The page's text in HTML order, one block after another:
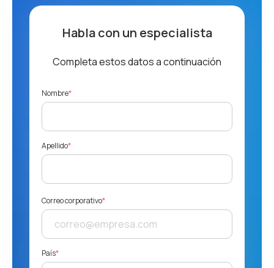
Habla con un especialista
Completa estos datos a continuación
Nombre*
Apellido*
Correo corporativo*
País*